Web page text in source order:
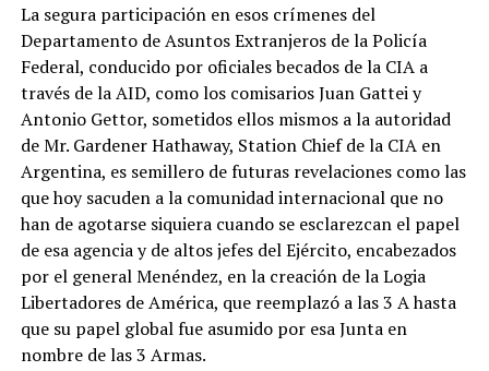
La segura participación en esos crímenes del
Departamento de Asuntos Extranjeros de la Policía
Federal, conducido por oficiales becados de la CIA a
través de la AID, como los comisarios Juan Gattei y
Antonio Gettor, sometidos ellos mismos a la autoridad
de Mr. Gardener Hathaway, Station Chief de la CIA en
Argentina, es semillero de futuras revelaciones como las
que hoy sacuden a la comunidad internacional que no
han de agotarse siquiera cuando se esclarezcan el papel
de esa agencia y de altos jefes del Ejército, encabezados
por el general Menéndez, en la creación de la Logia
Libertadores de América, que reemplazó a las 3 A hasta
que su papel global fue asumido por esa Junta en
nombre de las 3 Armas.